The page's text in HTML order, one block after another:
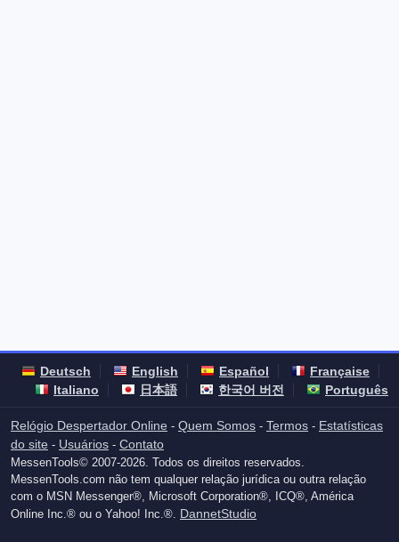
Deutsch English Español
Française
Italiano
日本語 한국어 버전 Português
Relógio Despertador Online - Quem Somos - Termos - Estatísticas
do site - Usuários - Contato
MessenTools© 2007-2026. Todos os direitos reservados.
MessenTools.com não tem qualquer relação jurídica ou outra relação
com o MSN Messenger®, Microsoft Corporation®, ICQ®, América
Online Inc.® ou o Yahoo! Inc.®. DannetStudio